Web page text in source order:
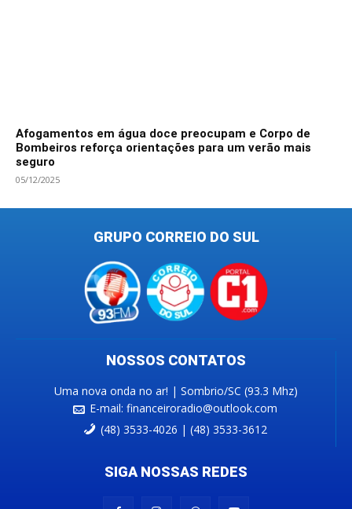
Afogamentos em água doce preocupam e Corpo de
Bombeiros reforça orientações para um verão mais
seguro
05/12/2025
GRUPO CORREIO DO SUL
NOSSOS CONTATOS
Uma nova onda no ar! | Sombrio/SC (93.3 Mhz)
E-mail: financeiroradio@outlook.com
(48) 3533-4026 | (48) 3533-3612
SIGA NOSSAS REDES